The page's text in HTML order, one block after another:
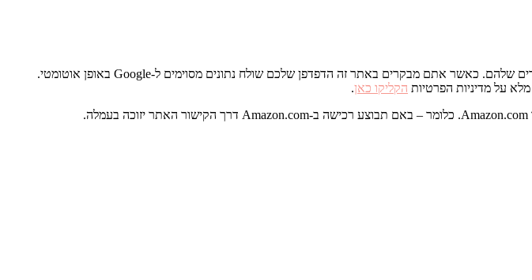
אתר זה משתמש בגוגל אנליטיקס, מוצר של גוגל שעוזר לבעלי אתרים להבין את אופן המעורבות של לקוחות באתרים שלהם. כאשר אתם מבקרים באתר זה הדפדפן שלכם שולח נתונים מסוימים ל-Google באופן אוטומטי.
הקליקו כאן.